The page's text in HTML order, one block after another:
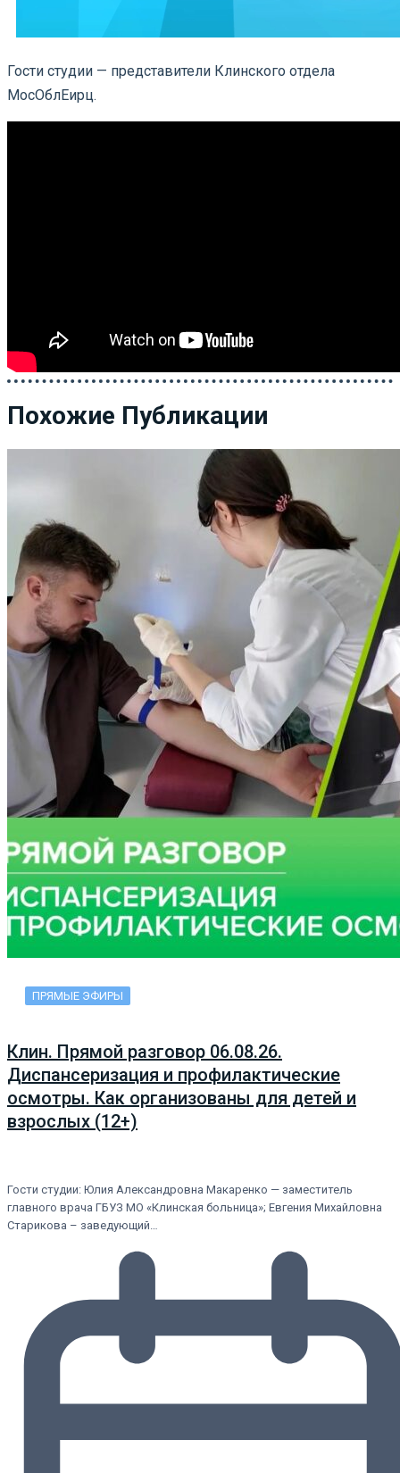
Гости студии — представители Клинского отдела
МосОблЕирц.
Похожие Публикации
ПРЯМЫЕ ЭФИРЫ
Клин. Прямой разговор 06.08.26.
Диспансеризация и профилактические
осмотры. Как организованы для детей и
взрослых (12+)
Гости студии: Юлия Александровна Макаренко — заместитель
главного врача ГБУЗ МО «Клинская больница»; Евгения Михайловна
Старикова – заведующий…